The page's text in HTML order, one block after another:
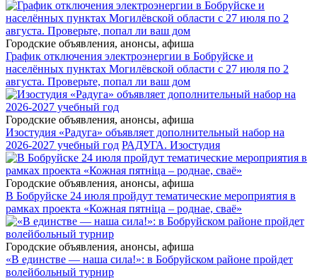
Городские объявления, анонсы, афиша
График отключения электроэнергии в Бобруйске и
населённых пунктах Могилёвской области с 27 июля по 2
августа. Проверьте, попал ли ваш дом
Городские объявления, анонсы, афиша
Изостудия «Радуга» объявляет дополнительный набор на
2026-2027 учебный год РАДУГА. Изостудия
Городские объявления, анонсы, афиша
В Бобруйске 24 июля пройдут тематические мероприятия в
рамках проекта «Кожная пятніца – роднае, сваё»
Городские объявления, анонсы, афиша
«В единстве — наша сила!»: в Бобруйском районе пройдет
волейбольный турнир